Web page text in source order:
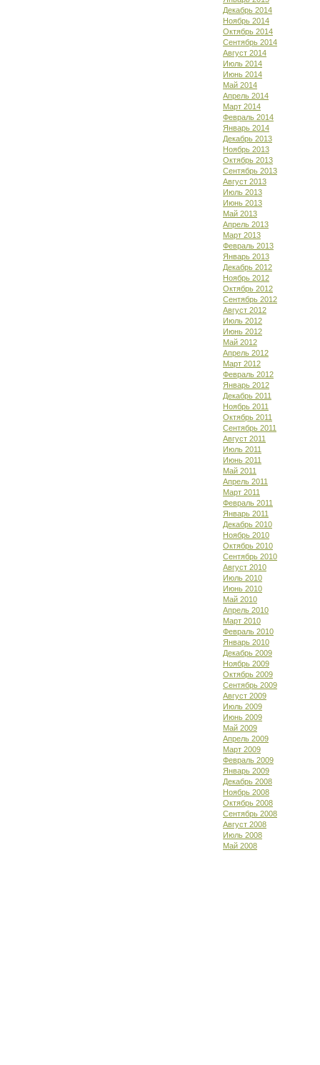
Декабрь 2014
Ноябрь 2014
Октябрь 2014
Сентябрь 2014
Август 2014
Июль 2014
Июнь 2014
Май 2014
Апрель 2014
Март 2014
Февраль 2014
Январь 2014
Декабрь 2013
Ноябрь 2013
Октябрь 2013
Сентябрь 2013
Август 2013
Июль 2013
Июнь 2013
Май 2013
Апрель 2013
Март 2013
Февраль 2013
Январь 2013
Декабрь 2012
Ноябрь 2012
Октябрь 2012
Сентябрь 2012
Август 2012
Июль 2012
Июнь 2012
Май 2012
Апрель 2012
Март 2012
Февраль 2012
Январь 2012
Декабрь 2011
Ноябрь 2011
Октябрь 2011
Сентябрь 2011
Август 2011
Июль 2011
Июнь 2011
Май 2011
Апрель 2011
Март 2011
Февраль 2011
Январь 2011
Декабрь 2010
Ноябрь 2010
Октябрь 2010
Сентябрь 2010
Август 2010
Июль 2010
Июнь 2010
Май 2010
Апрель 2010
Март 2010
Февраль 2010
Январь 2010
Декабрь 2009
Ноябрь 2009
Октябрь 2009
Сентябрь 2009
Август 2009
Июль 2009
Июнь 2009
Май 2009
Апрель 2009
Март 2009
Февраль 2009
Январь 2009
Декабрь 2008
Ноябрь 2008
Октябрь 2008
Сентябрь 2008
Август 2008
Июль 2008
Май 2008